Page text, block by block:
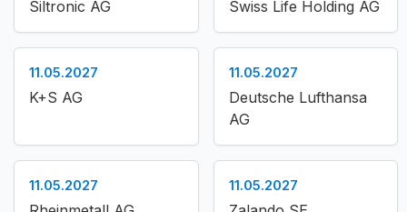
Siltronic AG Swiss Life Holding AG
11.05.2027
K+S AG
11.05.2027
Deutsche Lufthansa
AG
11.05.2027 11.05.2027